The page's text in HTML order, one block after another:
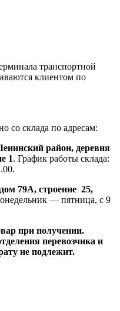
транспортной
клиентом по
со склада по адресам:
район, деревня
1. График работы склада:
79А, строение 25,
— пятница, с 9
при получении.
перевозчика и
не подлежит.